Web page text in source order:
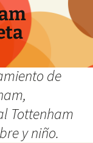
de
Tottenham
y niño.